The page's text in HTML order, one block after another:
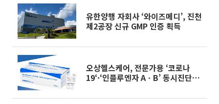
유한양행 자회사 ‘와이즈메디’, 진천
제2공장 신규 GMP 인증 획득
오상헬스케어, 전문가용 ‘코로나
19‘·‘인플루엔자 AㆍB’ 동시진단키